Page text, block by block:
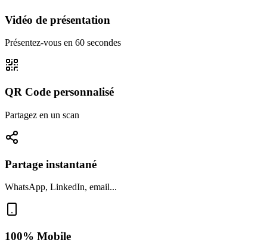
Vidéo de présentation
Présentez-vous en 60 secondes
QR Code personnalisé
Partagez en un scan
Partage instantané
WhatsApp, LinkedIn, email...
100% Mobile